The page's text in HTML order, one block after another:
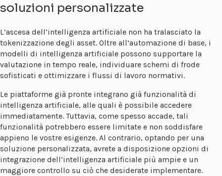
soluzioni personalizzate
L’ascesa dell’intelligenza artificiale non ha tralasciato la
tokenizzazione degli asset. Oltre all’automazione di base, i
modelli di intelligenza artificiale possono supportare la
valutazione in tempo reale, individuare schemi di frode
sofisticati e ottimizzare i flussi di lavoro normativi.
Le piattaforme già pronte integrano già funzionalità di
intelligenza artificiale, alle quali è possibile accedere
immediatamente. Tuttavia, come spesso accade, tali
funzionalità potrebbero essere limitate e non soddisfare
appieno le vostre esigenze. Al contrario, optando per una
soluzione personalizzata, avrete a disposizione opzioni di
integrazione dell’intelligenza artificiale più ampie e un
maggiore controllo su ciò che desiderate implementare.